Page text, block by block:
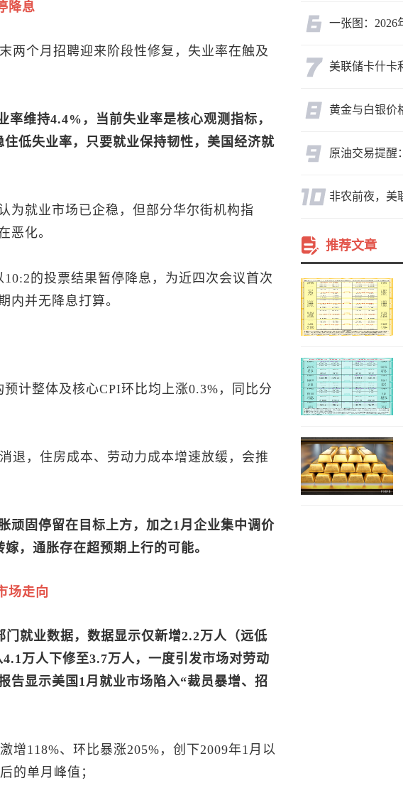
降息
两个月招聘迎来阶段性修复，失业率在触及
维持4.4%，当前失业率是核心观测指标，
低失业率，只要就业保持韧性，美国经济就
为就业市场已企稳，但部分华尔街机构指
恶化。
的投票结果暂停降息，为近四次会议首次
内并无降息打算。
计整体及核心CPI环比均上涨0.3%，同比分
退，住房成本、劳动力成本增速放缓，会推
顽固停留在目标上方，加之1月企业集中调价
，通胀存在超预期上行的可能。
场走向
就业数据，数据显示仅新增2.2万人（远低
万人下修至3.7万人，一度引发市场对劳动
告显示美国1月就业市场陷入“裁员暴增、招
增118%、环比暴涨205%，创下2009年1月以
的单月峰值；
推荐文章